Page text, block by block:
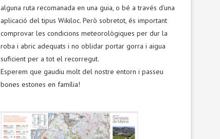
alguna ruta recomanada en una guia, o bé a través d’una
aplicació del tipus Wikiloc. Però sobretot, és important
comprovar les condicions meteorològiques per dur la
roba i abric adequats i no oblidar portar gorra i aigua
suficient per a tot el recorregut.
Esperem que gaudiu molt del nostre entorn i passeu
bones estones en família!